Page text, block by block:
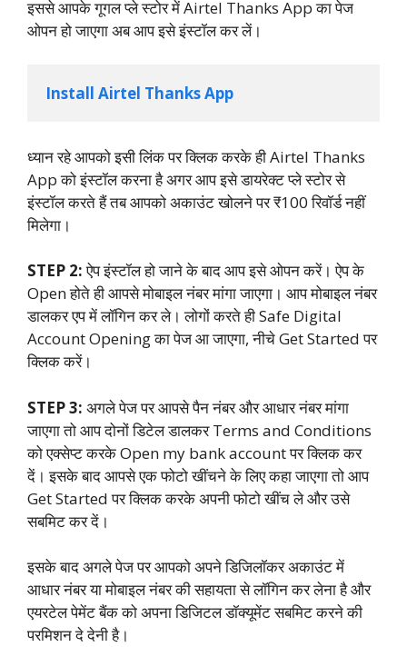
इससे आपके गूगल प्ले स्टोर में Airtel Thanks App का पेज
ओपन हो जाएगा अब आप इसे इंस्टॉल कर लें।
Install Airtel Thanks App
ध्यान रहे आपको इसी लिंक पर क्लिक करके ही Airtel Thanks
App को इंस्टॉल करना है अगर आप इसे डायरेक्ट प्ले स्टोर से
इंस्टॉल करते हैं तब आपको अकाउंट खोलने पर ₹100 रिवॉर्ड नहीं
मिलेगा।
STEP 2:ऐप इंस्टॉल हो जाने के बाद आप इसे ओपन करें। ऐप के
Open होते ही आपसे मोबाइल नंबर मांगा जाएगा। आप मोबाइल नंबर
डालकर एप में लॉगिन कर ले। लोगों करते ही Safe Digital
Account Opening का पेज आ जाएगा, नीचे Get Started पर
क्लिक करें।
STEP 3: अगले पेज पर आपसे पैन नंबर और आधार नंबर मांगा
जाएगा तो आप दोनों डिटेल डालकर Terms and Conditions
को एक्सेप्ट करके Open my bank account पर क्लिक कर
दें। इसके बाद आपसे एक फोटो खींचने के लिए कहा जाएगा तो आप
Get Started पर क्लिक करके अपनी फोटो खींच ले और उसे
सबमिट कर दें।
इसके बाद अगले पेज पर आपको अपने डिजिलॉकर अकाउंट में
आधार नंबर या मोबाइल नंबर की सहायता से लॉगिन कर लेना है और
एयरटेल पेमेंट बैंक को अपना डिजिटल डॉक्यूमेंट सबमिट करने की
परमिशन दे देनी है।